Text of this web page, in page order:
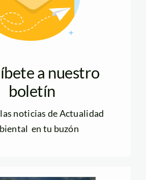
a nuestro
boletín
noticias de Actualidad
en tu buzón